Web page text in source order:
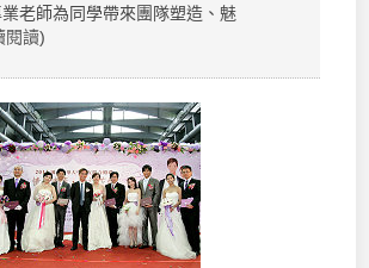
老師為同學帶來團隊塑造、魅
閱讀)